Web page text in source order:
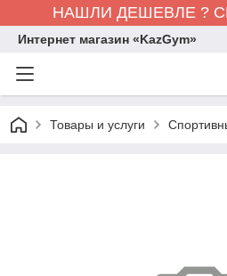
НАШЛИ ДЕШЕВЛЕ ?
Интернет магазин «KazGym»
Товары и услуги